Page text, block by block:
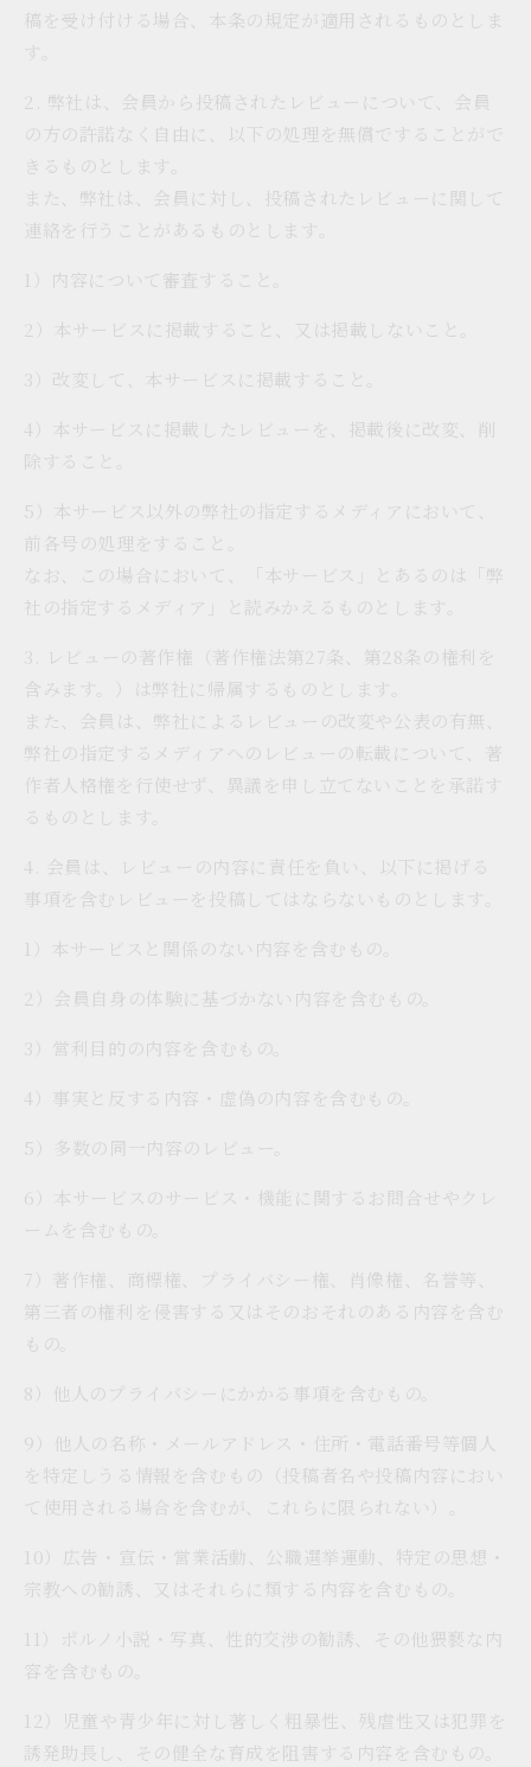
稿を受け付ける場合、本条の規定が適用されるものとしま
す。
2. 弊社は、会員から投稿されたレビューについて、会員
の方の許諾なく自由に、以下の処理を無償ですることがで
きるものとします。
また、弊社は、会員に対し、投稿されたレビューに関して
連絡を行うことがあるものとします。
1）内容について審査すること。
2）本サービスに掲載すること、又は掲載しないこと。
3）改変して、本サービスに掲載すること。
4）本サービスに掲載したレビューを、掲載後に改変、削
除すること。
5）本サービス以外の弊社の指定するメディアにおいて、
前各号の処理をすること。
なお、この場合において、「本サービス」とあるのは「弊
社の指定するメディア」と読みかえるものとします。
3. レビューの著作権（著作権法第27条、第28条の権利を
含みます。）は弊社に帰属するものとします。
また、会員は、弊社によるレビューの改変や公表の有無、
弊社の指定するメディアへのレビューの転載について、著
作者人格権を行使せず、異議を申し立てないことを承諾す
るものとします。
4. 会員は、レビューの内容に責任を負い、以下に掲げる
事項を含むレビューを投稿してはならないものとします。
1）本サービスと関係のない内容を含むもの。
2）会員自身の体験に基づかない内容を含むもの。
3）営利目的の内容を含むもの。
4）事実と反する内容・虚偽の内容を含むもの。
5）多数の同一内容のレビュー。
6）本サービスのサービス・機能に関するお問合せやクレ
ームを含むもの。
7）著作権、商標権、プライバシー権、肖像権、名誉等、
第三者の権利を侵害する又はそのおそれのある内容を含む
もの。
8）他人のプライバシーにかかる事項を含むもの。
9）他人の名称・メールアドレス・住所・電話番号等個人
を特定しうる情報を含むもの（投稿者名や投稿内容におい
て使用される場合を含むが、これらに限られない）。
10）広告・宣伝・営業活動、公職選挙運動、特定の思想・
宗教への勧誘、又はそれらに類する内容を含むもの。
11）ポルノ小説・写真、性的交渉の勧誘、その他猥褻な内
容を含むもの。
12）児童や青少年に対し著しく粗暴性、残虐性又は犯罪を
誘発助長し、その健全な育成を阻害する内容を含むもの。